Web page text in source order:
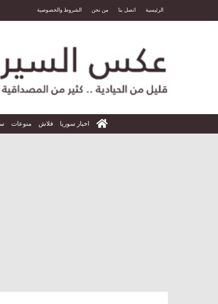
الرئيسية اتصل بنا من نحن الشروط والخصوصية
الرئيسية
اخبار سوريا فلاش منوعات